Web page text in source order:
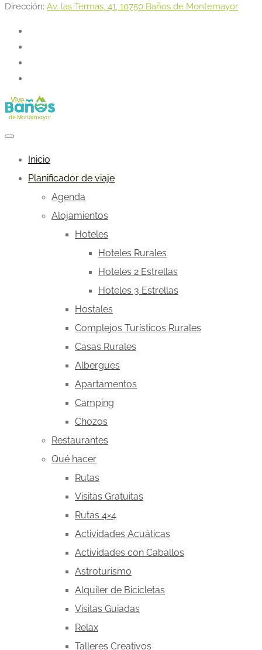
Dirección: Av. las Termas, 41, 10750 Baños de Montemayor
Inicio
Planificador de viaje
Agenda
Alojamientos
Hoteles
Hoteles Rurales
Hoteles 2 Estrellas
Hoteles 3 Estrellas
Hostales
Complejos Turísticos Rurales
Casas Rurales
Albergues
Apartamentos
Camping
Chozos
Restaurantes
Qué hacer
Rutas
Visitas Gratuitas
Rutas 4×4
Actividades Acuáticas
Actividades con Caballos
Astroturismo
Alquiler de Bicicletas
Visitas Guiadas
Relax
Talleres Creativos